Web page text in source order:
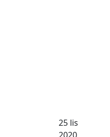
25 lis